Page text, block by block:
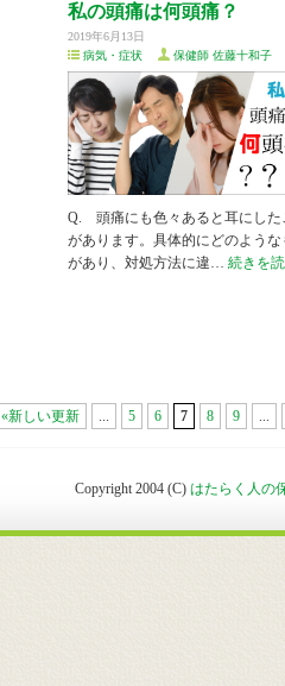
私の頭痛は何頭痛？
2019年6月13日
病気・症状
保健師 佐藤十和子
Q. 頭痛にも色々あると耳にした
があります。具体的にどのような
があり、対処方法に違… 続きを
«新しい更新 ... 5 6 7 8 9 ...
Copyright 2004 (C) はたらく人の